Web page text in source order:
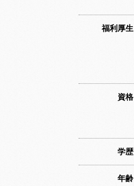
福利厚生
資格
学歴
年齢